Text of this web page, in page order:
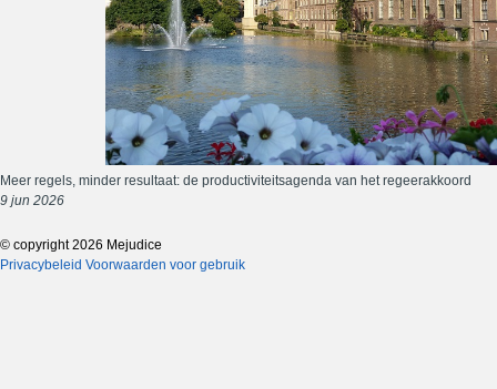
Meer regels, minder resultaat: de productiviteitsagenda van het regeerakkoord
9 jun 2026
© copyright 2026 Mejudice
Privacybeleid Voorwaarden voor gebruik